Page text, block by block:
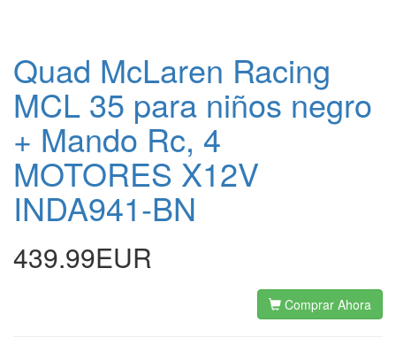
Quad McLaren Racing
MCL 35 para niños negro
+ Mando Rc, 4
MOTORES X12V
INDA941-BN
439.99EUR
Comprar Ahora